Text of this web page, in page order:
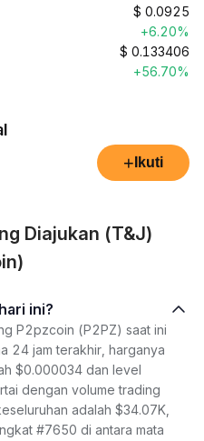
$ 0.0925
+6.20%
$ 0.133406
+56.70%
+ Ikuti
Diajukan (T&J)
ini?
P2pzcoin (P2PZ) saat ini
24 jam terakhir, harganya
$0.000034 dan level
dengan volume trading
adalah $34.07K,
#7650 di antara mata